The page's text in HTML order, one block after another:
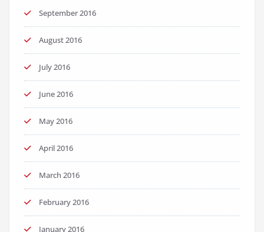
September 2016
August 2016
July 2016
June 2016
May 2016
April 2016
March 2016
February 2016
January 2016